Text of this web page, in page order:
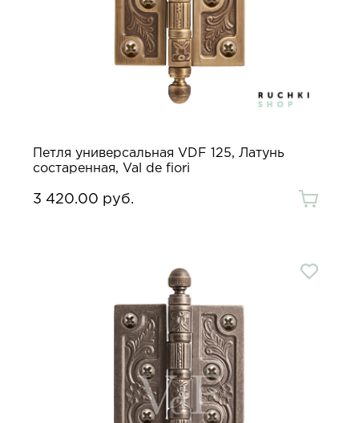
Петля универсальная VDF 125, Латунь
состаренная, Val de fiori
3 420.00 руб.